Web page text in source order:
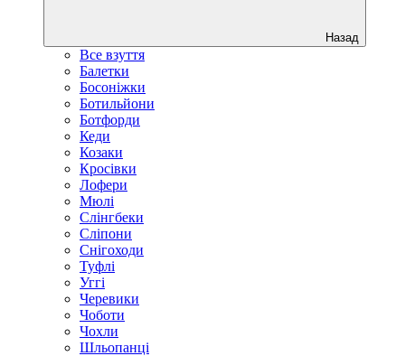
Назад
Все взуття
Балетки
Босоніжки
Ботильйони
Ботфорди
Кеди
Козаки
Кросівки
Лофери
Мюлі
Слінгбеки
Сліпони
Снігоходи
Туфлі
Уггі
Черевики
Чоботи
Чохли
Шльопанці